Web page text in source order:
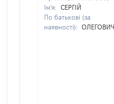
Ім'я:
СЕРГІЙ
По батькові (за
наявності):
ОЛЕГОВИЧ